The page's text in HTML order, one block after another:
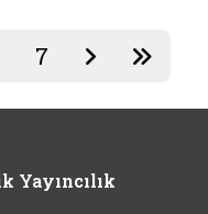
7
Yayıncılık